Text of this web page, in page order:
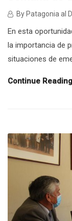
By Patagonia al
En esta
la importancia de
situaciones de
Continue Reading